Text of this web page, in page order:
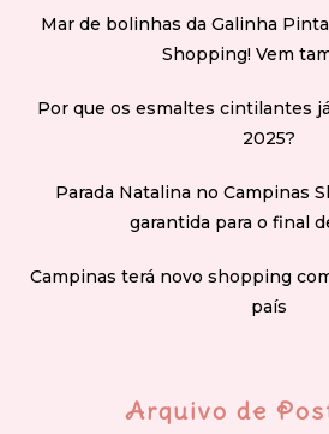
Mar de bolinhas da Galinha
Shopping! Vem
Por que os esmaltes cintilantes
2025?
Parada Natalina no Campinas
garantida para o final
Campinas terá novo shopping
país
Arquivo de